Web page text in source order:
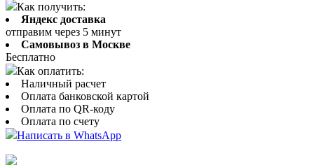
Как получить:
Яндекс доставка
отправим через 5 минут
Самовывоз в Москве
Бесплатно
Как оплатить:
Наличный расчет
Оплата банковской картой
Оплата по QR-коду
Оплата по счету
Написать в WhatsApp